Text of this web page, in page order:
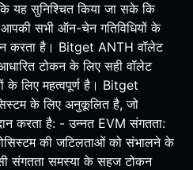
यह सुनिश्चित किया जा सके कि
आपकी सभी ऑन-चेन गतिविधियों के
करता है। Bitget ANTH वॉलेट
टोकन के लिए सही वॉलेट
के लिए महत्वपूर्ण है। Bitget
के लिए अनुकूलित है, जो
करता है: - उन्नत EVM संगतता:
की जटिलताओं को संभालने के
संगतता समस्या के सहज टोकन